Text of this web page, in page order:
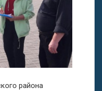
района